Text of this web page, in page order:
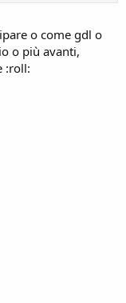
farlo direttamente
o come gdl o
o più avanti,
:roll: